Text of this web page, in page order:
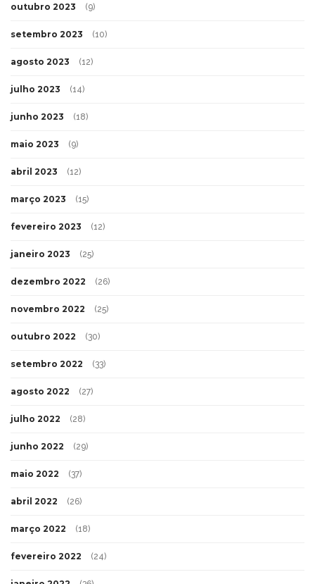
outubro 2023 (9)
setembro 2023 (10)
agosto 2023 (12)
julho 2023 (14)
junho 2023 (18)
maio 2023 (9)
abril 2023 (12)
março 2023 (15)
fevereiro 2023 (12)
janeiro 2023 (25)
dezembro 2022 (26)
novembro 2022 (25)
outubro 2022 (30)
setembro 2022 (33)
agosto 2022 (27)
julho 2022 (28)
junho 2022 (29)
maio 2022 (37)
abril 2022 (26)
março 2022 (18)
fevereiro 2022 (24)